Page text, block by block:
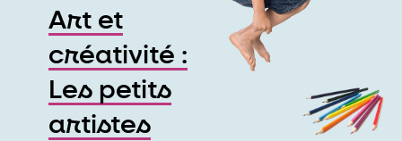
Art et
créativité :
Les petits
artistes